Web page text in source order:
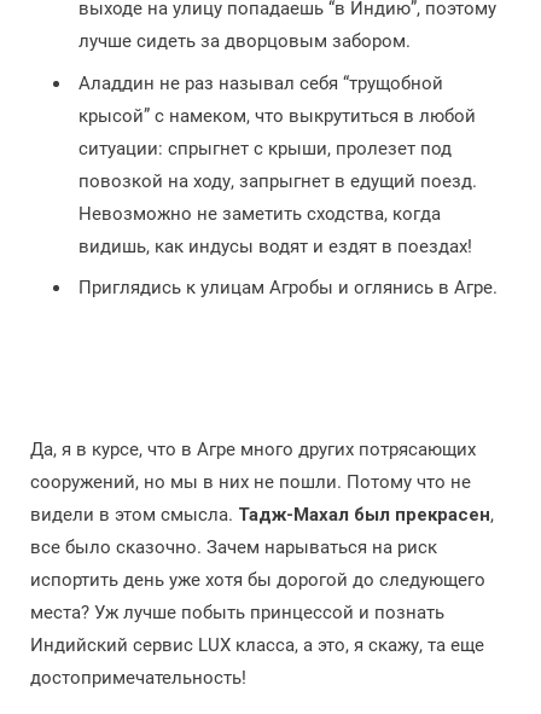
выходе на улицу попадаешь “в Индию”, поэтому
лучше сидеть за дворцовым забором.
Аладдин не раз называл себя “трущобной
крысой” с намеком, что выкрутиться в любой
ситуации: спрыгнет с крыши, пролезет под
повозкой на ходу, запрыгнет в едущий поезд.
Невозможно не заметить сходства, когда
видишь, как индусы водят и ездят в поездах!
Приглядись к улицам Агробы и оглянись в Агре.
Да, я в курсе, что в Агре много других потрясающих
сооружений, но мы в них не пошли. Потому что не
видели в этом смысла. Тадж-Махал был прекрасен,
все было сказочно. Зачем нарываться на риск
испортить день уже хотя бы дорогой до следующего
места? Уж лучше побыть принцессой и познать
Индийский сервис LUX класса, а это, я скажу, та еще
достопримечательность!